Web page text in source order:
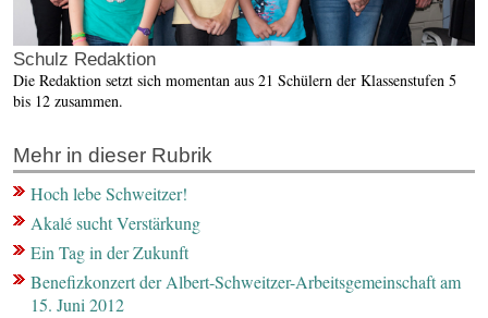
Schulz Redaktion
Die Redaktion setzt sich momentan aus 21 Schülern der Klassenstufen 5
bis 12 zusammen.
Mehr in dieser Rubrik
Hoch lebe Schweitzer!
Akalé sucht Verstärkung
Ein Tag in der Zukunft
Benefizkonzert der Albert-Schweitzer-Arbeitsgemeinschaft am
15. Juni 2012